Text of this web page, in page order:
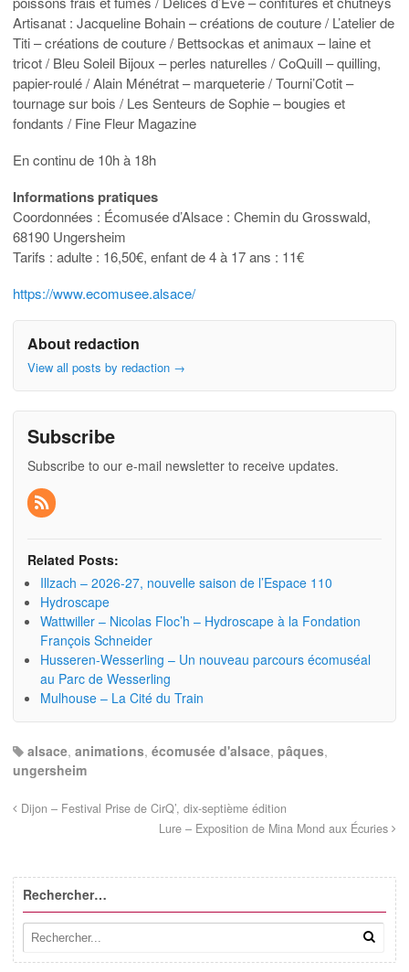
Artisanat : Jacqueline Bohain – créations de couture / L’atelier de
Titi – créations de couture / Bettsockas et animaux – laine et
tricot / Bleu Soleil Bijoux – perles naturelles / CoQuill – quilling,
papier-roulé / Alain Ménétrat – marqueterie / Tourni’Cotit –
tournage sur bois / Les Senteurs de Sophie – bougies et
fondants / Fine Fleur Magazine
En continu de 10h à 18h
Informations pratiques
Coordonnées : Écomusée d’Alsace : Chemin du Grosswald,
68190 Ungersheim
Tarifs : adulte : 16,50€, enfant de 4 à 17 ans : 11€
https://www.ecomusee.alsace/
About redaction
View all posts by redaction →
Subscribe
Subscribe to our e-mail newsletter to receive updates.
Related Posts:
Illzach – 2026-27, nouvelle saison de l’Espace 110
Hydroscape
Wattwiller – Nicolas Floc’h – Hydroscape à la Fondation
François Schneider
Husseren-Wesserling – Un nouveau parcours écomuséal
au Parc de Wesserling
Mulhouse – La Cité du Train
alsace, animations, écomusée d'alsace, pâques,
ungersheim
Dijon – Festival Prise de CirQ’, dix-septième édition
Lure – Exposition de Mina Mond aux Écuries
Rechercher…